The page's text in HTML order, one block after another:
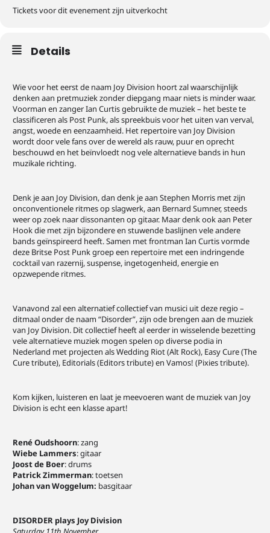
Tickets voor dit evenement zijn uitverkocht
Details
Wie voor het eerst de naam Joy Division hoort zal waarschijnlijk
denken aan pretmuziek zonder diepgang maar niets is minder waar.
Voorman en zanger Ian Curtis gebruikte de muziek – het beste te
classificeren als Post Punk, als spreekbuis voor het uiten van verval,
angst, woede en eenzaamheid. Het repertoire van Joy Division
wordt door vele fans over de wereld als rauw, puur en oprecht
beschouwd en het beïnvloedt nog vele alternatieve bands in hun
muzikale richting.
Denk je aan Joy Division, dan denk je aan Stephen Morris met zijn
onconventionele ritmes op slagwerk, aan Bernard Sumner, steeds
weer op zoek naar dissonanten op gitaar. Maar denk ook aan Peter
Hook die met zijn bijzondere en stuwende baslijnen vele andere
bands geïnspireerd heeft. Samen met frontman Ian Curtis vormde
deze Britse Post Punk groep een repertoire met een indringende
cocktail van razernij, suspense, ingetogenheid, energie en
opzwepende ritmes.
Vanavond zal een alternatief collectief van musici uit deze regio –
ditmaal onder de naam “Disorder”, zijn ode brengen aan de muziek
van Joy Division. Dit collectief heeft al eerder in wisselende bezetting
vele alternatieve muziek mogen spelen op diverse podia in
Nederland met projecten als Wedding Riot (Alt Rock), Easy Cure (The
Cure tribute), Editorials (Editors tribute) en Vamos! (Pixies tribute).
Kom kijken, luisteren en laat je meevoeren want de muziek van Joy
Division is echt een klasse apart!
René Oudshoorn: zang
Wiebe Lammers: gitaar
Joost de Boer: drums
Patrick Zimmerman: toetsen
Johan van Woggelum: basgitaar
DISORDER plays Joy Division